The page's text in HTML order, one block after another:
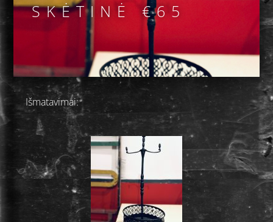
SKĖTINĖ €65
Išmatavimai: